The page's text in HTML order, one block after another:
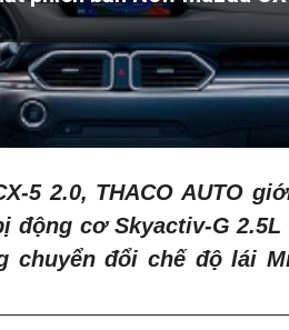
5 2.0, THACO AUTO
động cơ Skyactiv-G
chuyển đổi chế độ lái